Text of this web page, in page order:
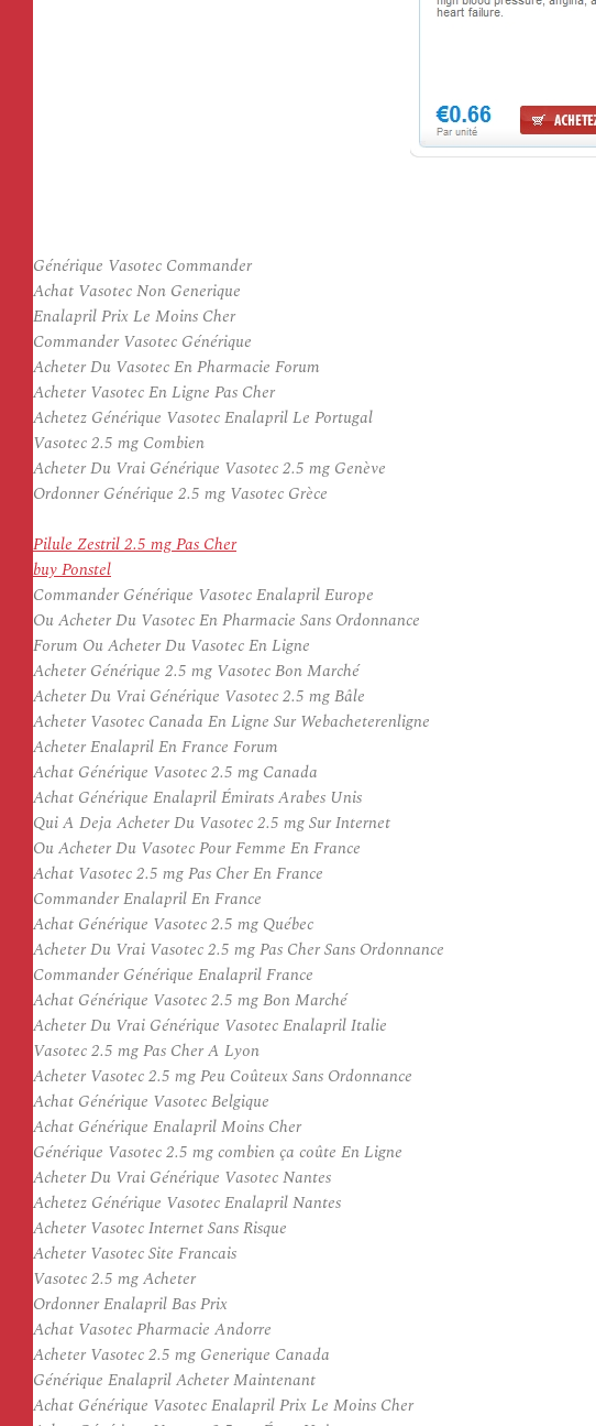
Générique Vasotec Commander
Achat Vasotec Non Generique
Enalapril Prix Le Moins Cher
Commander Vasotec Générique
Acheter Du Vasotec En Pharmacie Forum
Acheter Vasotec En Ligne Pas Cher
Achetez Générique Vasotec Enalapril Le Portugal
Vasotec 2.5 mg Combien
Acheter Du Vrai Générique Vasotec 2.5 mg Genève
Ordonner Générique 2.5 mg Vasotec Grèce
Pilule Zestril 2.5 mg Pas Cher
buy Ponstel
Commander Générique Vasotec Enalapril Europe
Ou Acheter Du Vasotec En Pharmacie Sans Ordonnance
Forum Ou Acheter Du Vasotec En Ligne
Acheter Générique 2.5 mg Vasotec Bon Marché
Acheter Du Vrai Générique Vasotec 2.5 mg Bâle
Acheter Vasotec Canada En Ligne Sur Webacheterenligne
Acheter Enalapril En France Forum
Achat Générique Vasotec 2.5 mg Canada
Achat Générique Enalapril Émirats Arabes Unis
Qui A Deja Acheter Du Vasotec 2.5 mg Sur Internet
Ou Acheter Du Vasotec Pour Femme En France
Achat Vasotec 2.5 mg Pas Cher En France
Commander Enalapril En France
Achat Générique Vasotec 2.5 mg Québec
Acheter Du Vrai Vasotec 2.5 mg Pas Cher Sans Ordonnance
Commander Générique Enalapril France
Achat Générique Vasotec 2.5 mg Bon Marché
Acheter Du Vrai Générique Vasotec Enalapril Italie
Vasotec 2.5 mg Pas Cher A Lyon
Acheter Vasotec 2.5 mg Peu Coûteux Sans Ordonnance
Achat Générique Vasotec Belgique
Achat Générique Enalapril Moins Cher
Générique Vasotec 2.5 mg combien ça coûte En Ligne
Acheter Du Vrai Générique Vasotec Nantes
Achetez Générique Vasotec Enalapril Nantes
Acheter Vasotec Internet Sans Risque
Acheter Vasotec Site Francais
Vasotec 2.5 mg Acheter
Ordonner Enalapril Bas Prix
Achat Vasotec Pharmacie Andorre
Acheter Vasotec 2.5 mg Generique Canada
Générique Enalapril Acheter Maintenant
Achat Générique Vasotec Enalapril Prix Le Moins Cher